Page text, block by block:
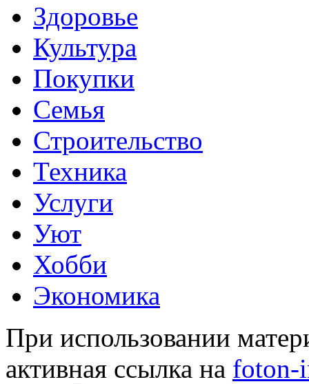
Здоровье
Культура
Покупки
Семья
Строительство
Техника
Услуги
Уют
Хобби
Экономика
При использовании
активная ссылка на foton-